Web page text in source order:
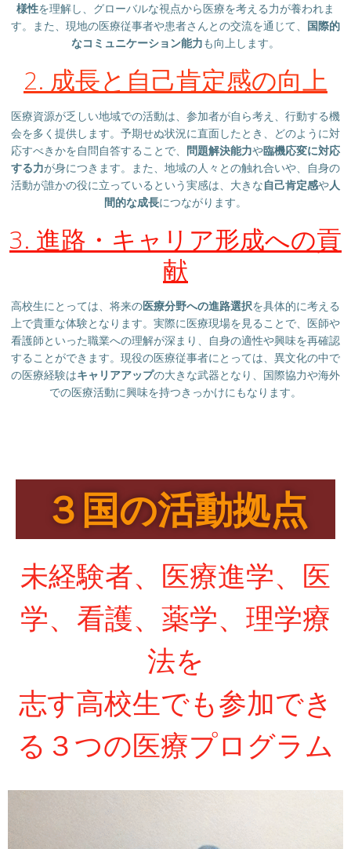
様性を理解し、グローバルな視点から医療を考える力が養われま
す。また、現地の医療従事者や患者さんとの交流を通じて、 国際的
なコミュニケーション能力も向上します。
2. 成長と自己肯定感の向上
医療資源が乏しい地域での活動は、参加者が自ら考え、行動する機
会を多く提供します。予期せぬ状況に直面したとき、どのように対
応すべきかを自問自答することで、 問題解決能力や臨機応変に対応
する力が身につきます。また、地域の人々との触れ合いや、自身の
活動が誰かの役に立っているという実感は、大きな自己肯定感や人
間的な成長につながります。
3. 進路・キャリア形成への貢
献
高校生にとっては、将来の医療分野への進路選択を具体的に考える
上で貴重な体験となります。実際に医療現場を見ることで、医師や
看護師といった職業への理解が深まり、自身の適性や興味を再確認
することができます。現役の医療従事者にとっては、異文化の中で
の医療経験はキャリアアップの大きな武器となり、国際協力や海外
での医療活動に興味を持つきっかけにもなります。
３国の活動拠点
未経験者、医療進学、医
学、看護、薬学、理学療
法を
志す高校生でも参加でき
る３つの医療プログラム